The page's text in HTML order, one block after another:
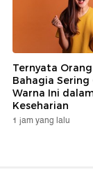
Ternyata
Bahagia Sering
Warna Ini
Keseharian
1 jam yang lalu